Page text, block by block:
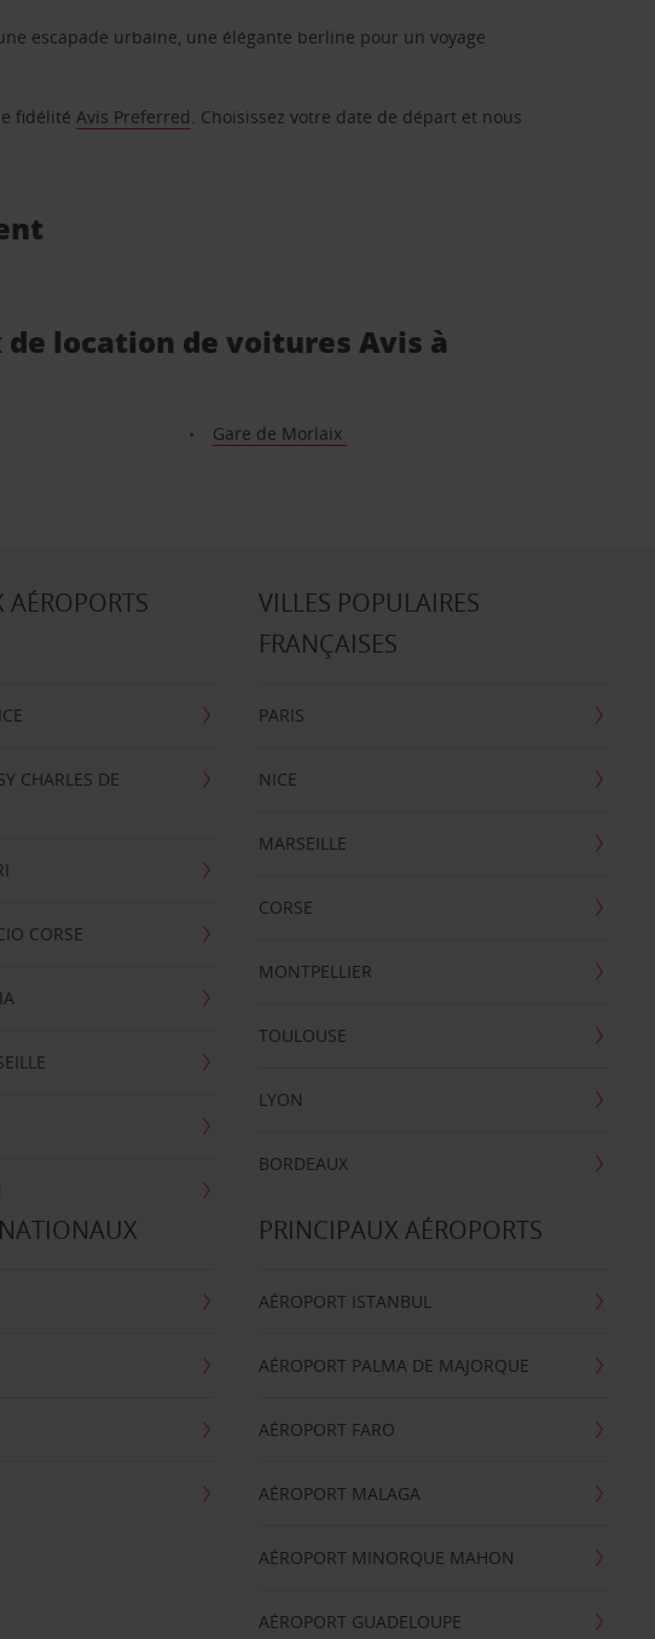
escapade urbaine, une élégante berline pour un voyage
fidélitéAvis Preferred. Choisissez votre date de départ et nous
location de voitures Avis à
Gare de Morlaix
CHARLES DE
CORSE
VILLES POPULAIRES
FRANÇAISES
PARIS
NICE
MARSEILLE
CORSE
MONTPELLIER
TOULOUSE
LYON
BORDEAUX
PRINCIPAUX AÉROPORTS
AÉROPORT ISTANBUL
AÉROPORT PALMA DE MAJORQUE
AÉROPORT FARO
AÉROPORT MALAGA
AÉROPORT MINORQUE MAHON
AÉROPORT GUADELOUPE